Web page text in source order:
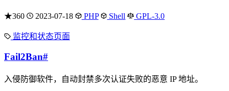
★360 2023-07-18 PHP Shell GPL-3.0
监控和状态页面
Fail2Ban#
入侵防御软件，自动封禁多次认证失败的恶意 IP 地址。